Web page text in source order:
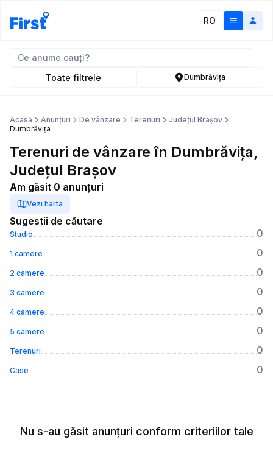
RO
Toate filtrele Dumbrăvița
Acasă Anunțuri De vânzare Terenuri
Județul Brașov
Dumbrăvița
Terenuri de vânzare în Dumbrăvița,
Județul Brașov
Am găsit 0 anunțuri
Vezi harta
Sugestii de căutare
Studio 0
1 camere 0
2 camere 0
3 camere 0
4 camere 0
5 camere 0
Terenuri 0
Case 0
Nu s-au găsit anunțuri conform criteriilor tale